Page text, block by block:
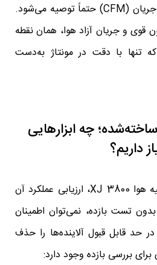
ساخت اولیه، تست فشار جریان (CFM) حتماً توصیه می‌شود.
قوی و جریان آزاد هوا، همان نقطه
تنها با دقت در مونتاژ به‌دست
چه ابزارهایی
داریم؟
پس از ساخت فیلتر تصفیه هوا XJ 3800، ارزیابی عملکرد آن
تست بازده، نمی‌توان اطمینان
حد قابل قبول آلاینده‌ها را حذف
بررسی بازده وجود دارد: